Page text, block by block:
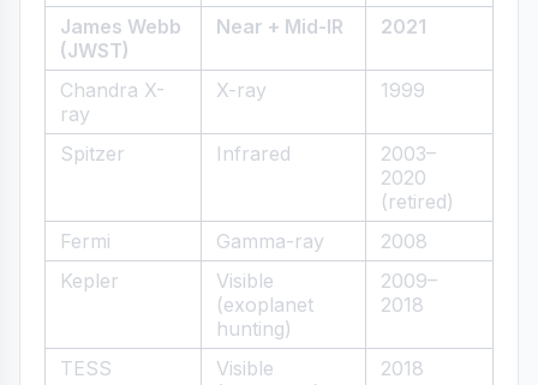
James Webb
(JWST)
Near + Mid-IR 2021
Chandra X-
ray
X-ray 1999
Spitzer Infrared
2003–
2020
(retired)
Fermi
Gamma-ray
2008
Kepler
Visible
(exoplanet
hunting)
2009–
2018
TESS
Visible
2018